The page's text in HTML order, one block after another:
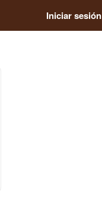
Iniciar sesión